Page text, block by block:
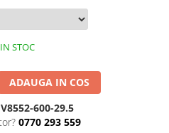
IN STOC
ADAUGA IN COS
600-29.5
0770 293 559